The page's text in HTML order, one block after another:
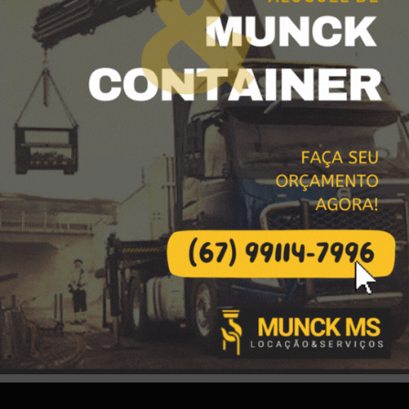
Mato Grosso do Sul
janeiro 28, 2026
MUNCK MS para Locação de Máquinas,
Içamento e Soluções Logísticas de Alta
Performance
janeiro 17, 2026
Locação de Carretas Prancha,
Escavadeiras, Retroescavadeiras em
Bataguassu, MS
dezembro 7, 2025
Água Potável Certificada em Bataguassu
e Região? Contrate o Caminhão Pipa da
MUNCK MS!
dezembro 6, 2025